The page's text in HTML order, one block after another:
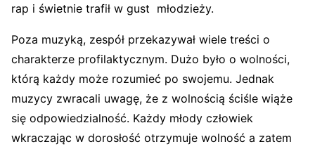
rap i świetnie trafił w gust młodzieży.
Poza muzyką, zespół przekazywał wiele treści o
charakterze profilaktycznym. Dużo było o wolności,
którą każdy może rozumieć po swojemu. Jednak
muzycy zwracali uwagę, że z wolnością ściśle wiąże
się odpowiedzialność. Każdy młody człowiek
wkraczając w dorosłość otrzymuje wolność a zatem